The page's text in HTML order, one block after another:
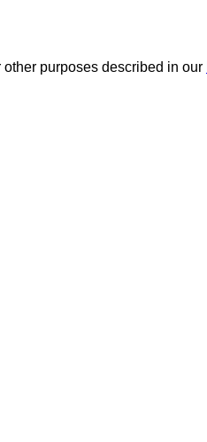
purposes described in our